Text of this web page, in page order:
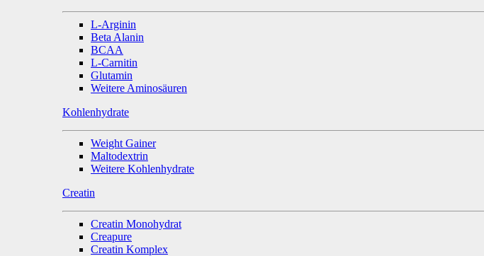
L-Arginin
Beta Alanin
BCAA
L-Carnitin
Glutamin
Weitere Aminosäuren
Kohlenhydrate
Weight Gainer
Maltodextrin
Weitere Kohlenhydrate
Creatin
Creatin Monohydrat
Creapure
Creatin Komplex